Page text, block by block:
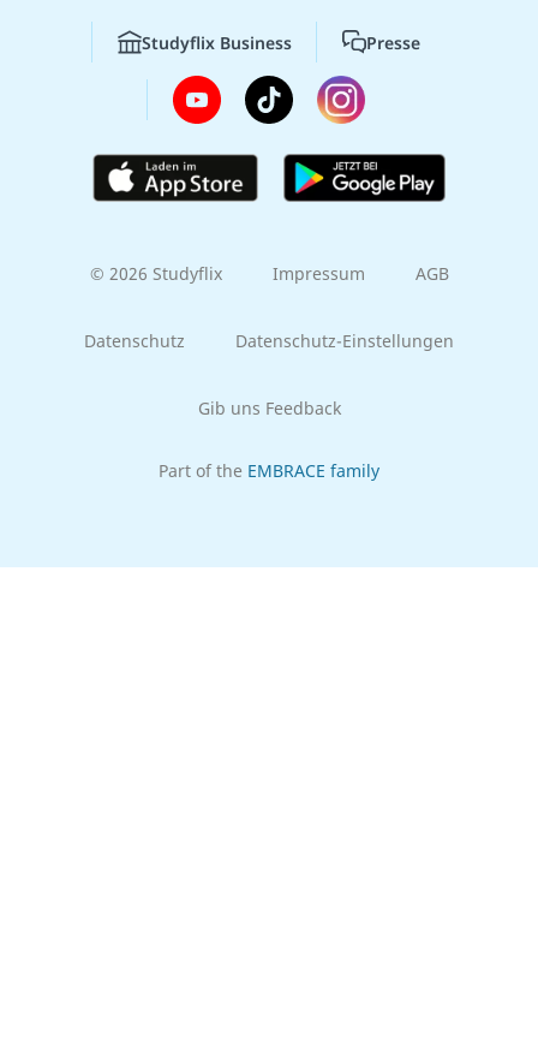
Studyflix Business Presse
© 2026 Studyflix Impressum AGB
Datenschutz Datenschutz-Einstellungen
Gib uns Feedback
Part of the EMBRACE family